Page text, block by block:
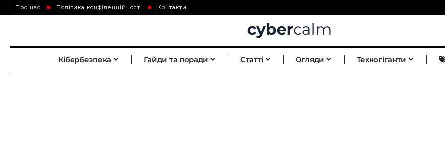
Про нас Політика конфіденційності Контакти
Кібербезпека Гайди та поради Статті Огляди Техногіганти